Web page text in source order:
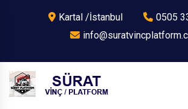
Kartal /İstanbul
0505